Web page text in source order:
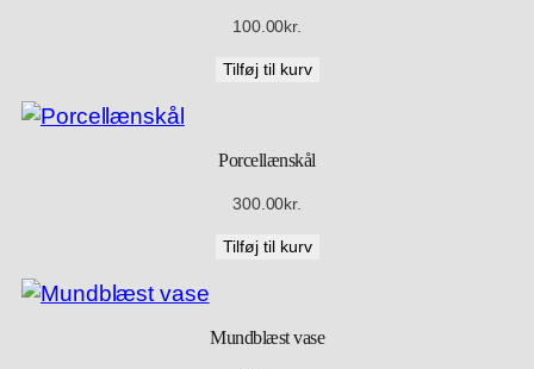
l
100.00kr.
Tilføj til kurv
Porcellænskål
300.00kr.
Tilføj til kurv
Mundblæst vase